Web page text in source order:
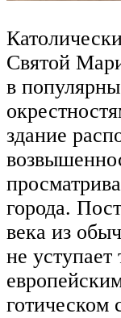
Святой
в
здание
города.
века из
не
готическом